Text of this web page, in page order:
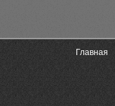
Главная